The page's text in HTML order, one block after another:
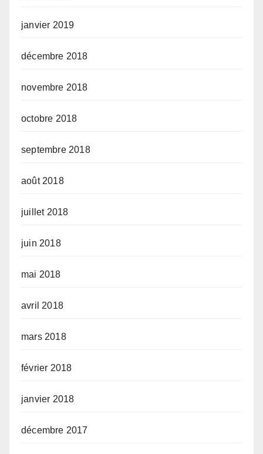
janvier 2019
décembre 2018
novembre 2018
octobre 2018
septembre 2018
août 2018
juillet 2018
juin 2018
mai 2018
avril 2018
mars 2018
février 2018
janvier 2018
décembre 2017